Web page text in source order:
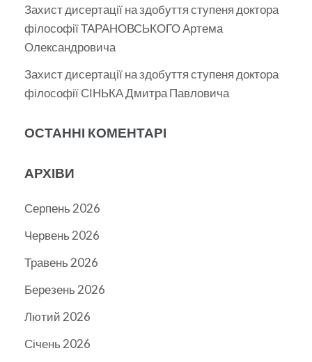
Захист дисертації на здобуття ступеня доктора
філософії ТАРАНОВСЬКОГО Артема
Олександровича
Захист дисертації на здобуття ступеня доктора
філософії СІНЬКА Дмитра Павловича
ОСТАННІ КОМЕНТАРІ
АРХІВИ
Серпень 2026
Червень 2026
Травень 2026
Березень 2026
Лютий 2026
Січень 2026